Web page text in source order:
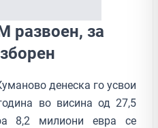
развоен, за
денеска го усвои
во висина од 27,5
8,2 милиони евра се